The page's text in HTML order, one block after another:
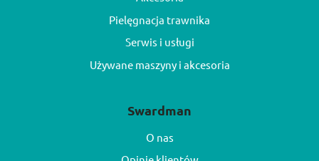
Pielęgnacja trawnika
Serwis i usługi
Używane maszyny i akcesoria
Swardman
O nas